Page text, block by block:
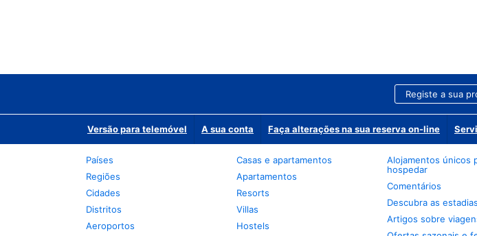
Registe a sua
Versão para telemóvel A sua conta Faça alterações na sua reserva on-line
Países
Regiões
Cidades
Distritos
Aeroportos
Casas e apartamentos
Apartamentos
Resorts
Villas
Hostels
Alojamentos únicos
hospedar
Comentários
Descubra as
Artigos sobre